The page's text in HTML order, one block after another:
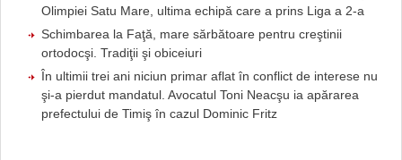
Olimpiei Satu Mare, ultima echipă care a prins Liga a 2-a
Schimbarea la Faţă, mare sărbătoare pentru creştinii
ortodocşi. Tradiţii şi obiceiuri
În ultimii trei ani niciun primar aflat în conflict de interese nu
şi-a pierdut mandatul. Avocatul Toni Neacşu ia apărarea
prefectului de Timiş în cazul Dominic Fritz